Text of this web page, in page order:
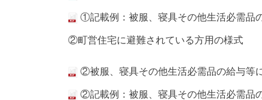
①記載例：被服、寝具その他生活必需品
②町営住宅に避難されている方用の様式
②被服、寝具その他生活必需品の給与等
②記載例：被服、寝具その他生活必需品